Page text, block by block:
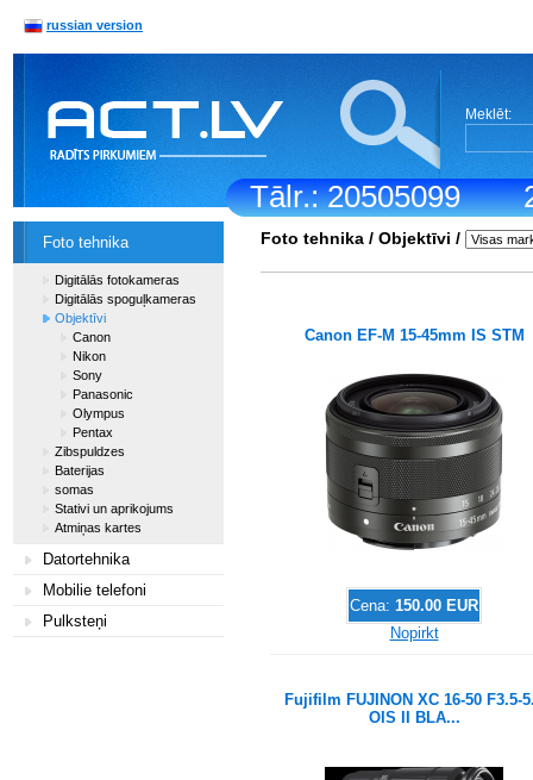
Tālr.: 20505099
russian version
Meklēt:
Foto tehnika
Digitālās fotokameras
Digitālās spoguļkameras
Objektīvi
Canon
Nikon
Sony
Panasonic
Olympus
Pentax
Zibspuldzes
Baterijas
somas
Stativi un aprikojums
Atmiņas kartes
Datortehnika
Mobilie telefoni
Pulksteņi
Foto tehnika / Objektīvi /
Canon EF-M 15-45mm IS STM
Cena: 150.00 EUR
Nopirkt
Fujifilm FUJINON XC 16-50 F3.5-
OIS II BLA...